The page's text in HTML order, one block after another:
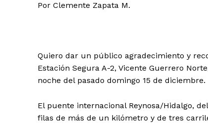
Por Clemente Zapata M.
Quiero dar un público agradecimiento y
Estación Segura A-2, Vicente Guerrero
noche del pasado domingo 15 de diciembre.
El puente internacional Reynosa/Hidalgo,
filas de más de un kilómetro y de tres